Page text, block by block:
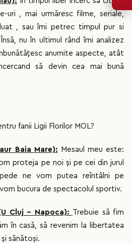
uri , mai urmăresc filme, seriale,
, sau îmi petrec timpul pur si
nu în ultimul rând îmi analizez
anumite aspecte, atât
să devin cea mai bună
fanii Ligii Florilor MOL?
Baia Mare): Mesaul meu este:
proteja pe noi și pe cei din jurul
ne vom putea reîntâlni pe
bucura de spectacolul sportiv.
Cluj - Napoca): Trebuie să fim
în casă, să revenim la libertatea
sănătoși.